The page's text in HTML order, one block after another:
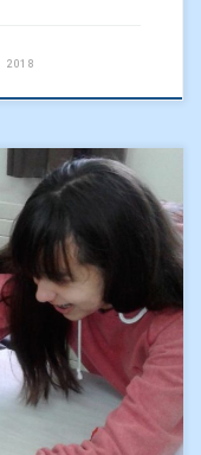
iniciativa Juegos y
de la Facultad de